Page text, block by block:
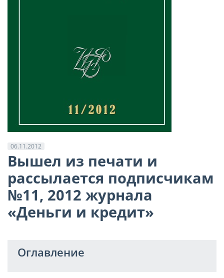
06.11.2012
Вышел из печати и
рассылается подписчикам
№11, 2012 журнала
«Деньги и кредит»
Оглавление